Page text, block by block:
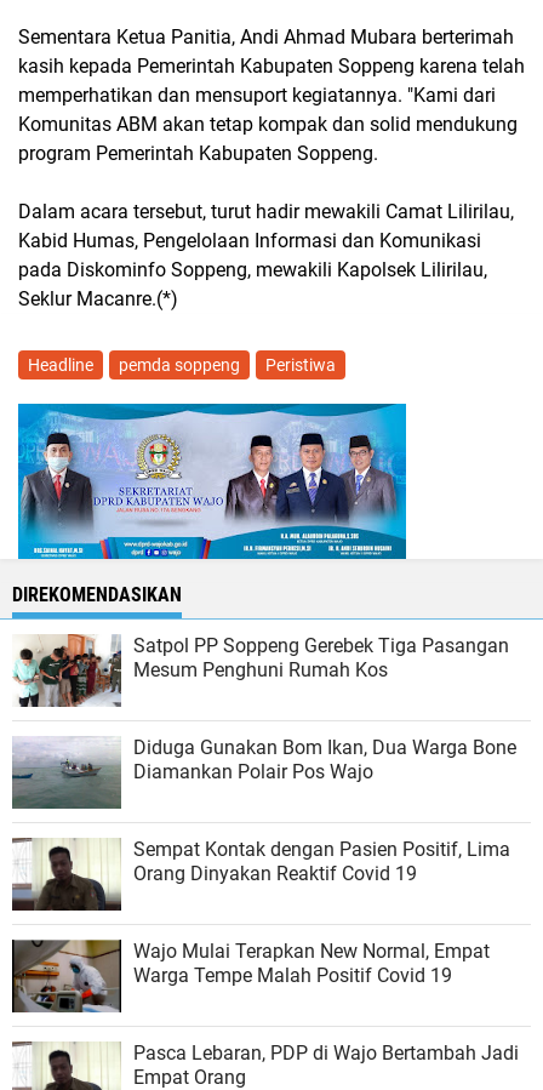
Sementara Ketua Panitia, Andi Ahmad Mubara berterimah
kasih kepada Pemerintah Kabupaten Soppeng karena telah
memperhatikan dan mensuport kegiatannya. "Kami dari
Komunitas ABM akan tetap kompak dan solid mendukung
program Pemerintah Kabupaten Soppeng.
Dalam acara tersebut, turut hadir mewakili Camat Lilirilau,
Kabid Humas, Pengelolaan Informasi dan Komunikasi
pada Diskominfo Soppeng, mewakili Kapolsek Lilirilau,
Seklur Macanre.(*)
Headline pemda soppeng Peristiwa
DIREKOMENDASIKAN
Satpol PP Soppeng Gerebek Tiga Pasangan
Mesum Penghuni Rumah Kos
Diduga Gunakan Bom Ikan, Dua Warga Bone
Diamankan Polair Pos Wajo
Sempat Kontak dengan Pasien Positif, Lima
Orang Dinyakan Reaktif Covid 19
Wajo Mulai Terapkan New Normal, Empat
Warga Tempe Malah Positif Covid 19
Pasca Lebaran, PDP di Wajo Bertambah Jadi
Empat Orang